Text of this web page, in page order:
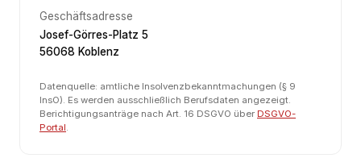
Geschäftsadresse
Josef-Görres-Platz 5
56068 Koblenz
Datenquelle: amtliche Insolvenzbekanntmachungen (§ 9
InsO). Es werden ausschließlich Berufsdaten angezeigt.
Berichtigungsanträge nach Art. 16 DSGVO über DSGVO-
Portal.